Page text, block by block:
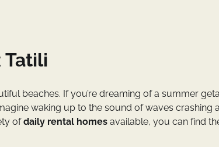
Tatili
beaches. If you’re dreaming of a summer
waking up to the sound of waves crashing
ofdaily rental homes available, you can find